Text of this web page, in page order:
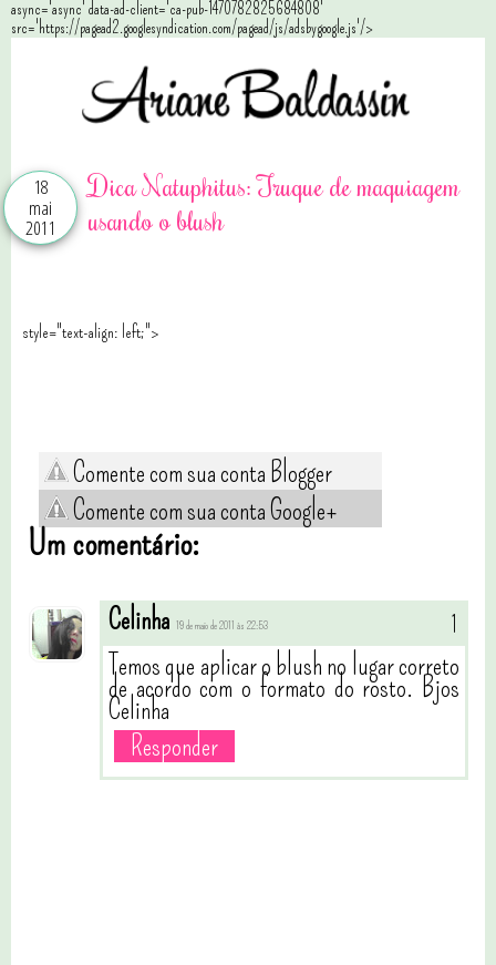
async='async' data-ad-client='ca-pub-1470782825684808'
src='https://pagead2.googlesyndication.com/pagead/js/adsbygoogle.js'/>
18
mai
2011
Dica Natuphitus: Truque de maquiagem
usando o blush
style="text-align: left;">
Comente com sua conta Blogger
Comente com sua conta Google+
Um comentário:
Celinha 19 de maio de 2011 às 22:53
Temos que aplicar o blush no lugar correto
de acordo com o formato do rosto. Bjos
Celinha
Responder